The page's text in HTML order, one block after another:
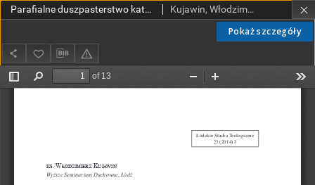
Pokaż szczegóły
Parafialne duszpasterstwo katechetyczne w optyce Magisterium Kościoła Kujawin, Włodzimierz, ks.